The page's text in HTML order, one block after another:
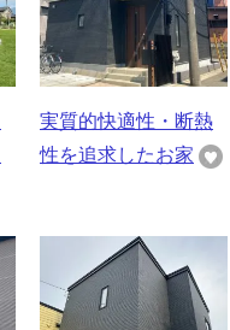
実質的快適性・断熱
性を追求したお家